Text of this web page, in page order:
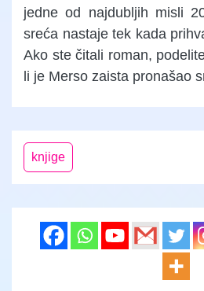
jedne od najdubljih misli
sreća nastaje tek kada
Ako ste čitali roman,
li je Merso zaista pronašao
knjige